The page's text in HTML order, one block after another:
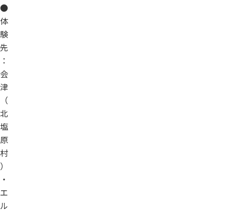
●
体
験
先
：
会
津
（
北
塩
原
村
）
・
エ
ル